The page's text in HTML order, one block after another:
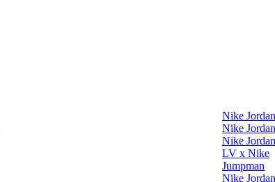
Nike
Nike
Nike
LV x Nike
Jumpman
Nike